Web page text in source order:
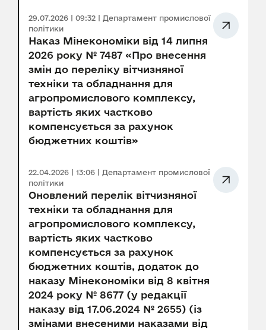
29.07.2026 | 09:32 | Департамент промислової
політики
Наказ Мінекономіки від 14 липня
2026 року № 7487 «Про внесення
змін до переліку вітчизняної
техніки та обладнання для
агропромислового комплексу,
вартість яких частково
компенсується за рахунок
бюджетних коштів»
22.04.2026 | 13:06 | Департамент промислової
політики
Оновлений перелік вітчизняної
техніки та обладнання для
агропромислового комплексу,
вартість яких частково
компенсується за рахунок
бюджетних коштів, додаток до
наказу Мінекономіки від 8 квітня
2024 року № 8677 (у редакції
наказу від 17.06.2024 № 2655) (із
змінами внесеними наказами від